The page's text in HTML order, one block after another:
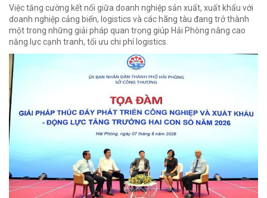
Việc tăng cường kết nối giữa doanh nghiệp sản xuất, xuất khẩu với
doanh nghiệp cảng biển, logistics và các hãng tàu đang trở thành
một trong những giải pháp quan trọng giúp Hải Phòng nâng cao
năng lực cạnh tranh, tối ưu chi phí logistics.